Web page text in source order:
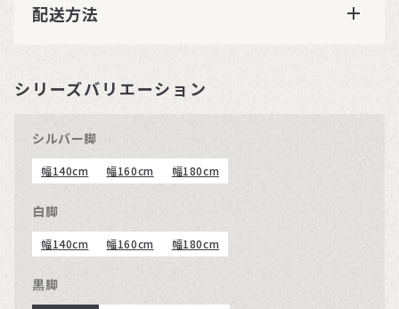
配送方法
シリーズバリエーション
シルバー脚
幅140cm 幅160cm 幅180cm
白脚
幅140cm 幅160cm 幅180cm
黒脚